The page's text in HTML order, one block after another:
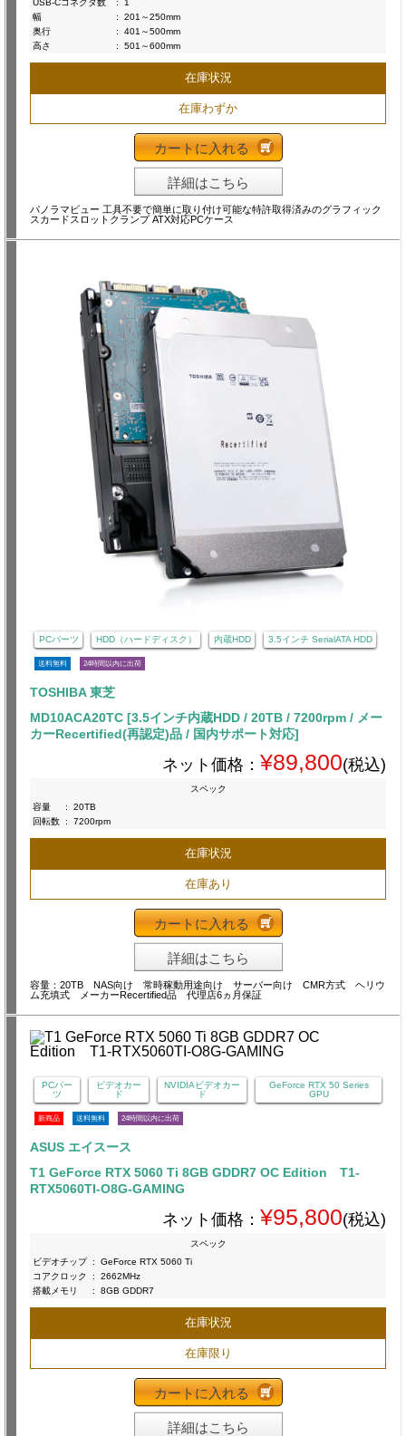
幅
:
201～250mm
奥行
:
401～500mm
高さ
: 501～600mm
在庫状況
在庫わずか
カートに入れる
詳細はこちら
パノラマビュー 工具不要で簡単に取り付け可能な特許取得済みのグラフィック
スカードスロットクランプ ATX対応PCケース
PCパーツ HDD（ハードディスク） 内蔵HDD 3.5インチ SerialATA HDD
送料無料 24時間以内に出荷
TOSHIBA 東芝
MD10ACA20TC [3.5インチ内蔵HDD / 20TB / 7200rpm / メー
カーRecertified(再認定)品 / 国内サポート対応]
ネット価格： ¥89,800(税込)
スペック
容量
:
20TB
回転数 : 7200rpm
在庫状況
在庫あり
カートに入れる
詳細はこちら
容量：20TB NAS向け 常時稼動用途向け サーバー向け CMR方式 ヘリウ
ム充填式 メーカーRecertified品 代理店6ヵ月保証
PCパー
ツ
ビデオカー
ド
NVIDIAビデオカー
ド
GeForce RTX 50 Series
GPU
新商品 送料無料 24時間以内に出荷
ASUS エイスース
T1 GeForce RTX 5060 Ti 8GB GDDR7 OC Edition T1-
RTX5060TI-O8G-GAMING
ネット価格： ¥95,800(税込)
スペック
ビデオチップ :
GeForce RTX 5060 Ti
コアクロック
:
2662MHz
搭載メモリ
: 8GB GDDR7
在庫状況
在庫限り
カートに入れる
詳細はこちら